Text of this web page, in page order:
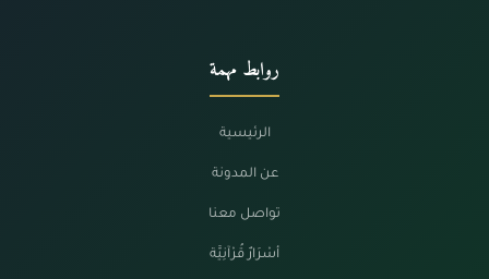
روابط مهمة
الرئيسية
عن المدونة
تواصل معنا
أسْرَارٌ قُرْآنِيَّة